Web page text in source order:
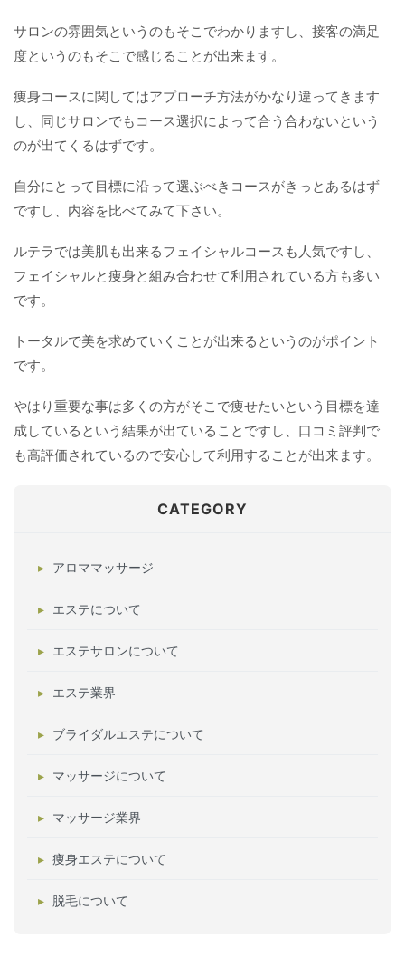
サロンの雰囲気というのもそこでわかりますし、接客の満足
度というのもそこで感じることが出来ます。
痩身コースに関してはアプローチ方法がかなり違ってきます
し、同じサロンでもコース選択によって合う合わないという
のが出てくるはずです。
自分にとって目標に沿って選ぶべきコースがきっとあるはず
ですし、内容を比べてみて下さい。
ルテラでは美肌も出来るフェイシャルコースも人気ですし、
フェイシャルと痩身と組み合わせて利用されている方も多い
です。
トータルで美を求めていくことが出来るというのがポイント
です。
やはり重要な事は多くの方がそこで痩せたいという目標を達
成しているという結果が出ていることですし、口コミ評判で
も高評価されているので安心して利用することが出来ます。
CATEGORY
アロママッサージ
エステについて
エステサロンについて
エステ業界
ブライダルエステについて
マッサージについて
マッサージ業界
痩身エステについて
脱毛について